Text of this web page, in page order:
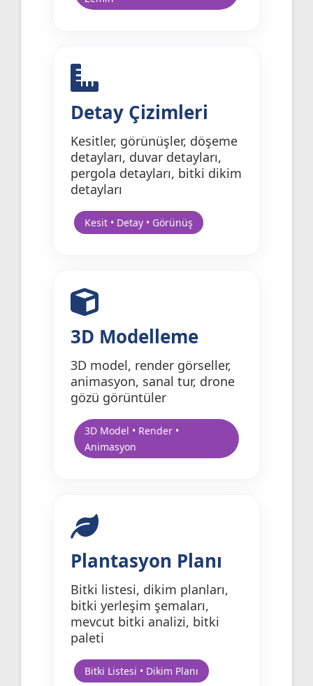
Detay Çizimleri
Kesitler, görünüşler, döşeme
detayları, duvar detayları,
pergola detayları, bitki dikim
detayları
Kesit • Detay • Görünüş
3D Modelleme
3D model, render görseller,
animasyon, sanal tur, drone
gözü görüntüler
3D Model • Render •
Animasyon
Plantasyon Planı
Bitki listesi, dikim planları,
bitki yerleşim şemaları,
mevcut bitki analizi, bitki
paleti
Bitki Listesi • Dikim Planı